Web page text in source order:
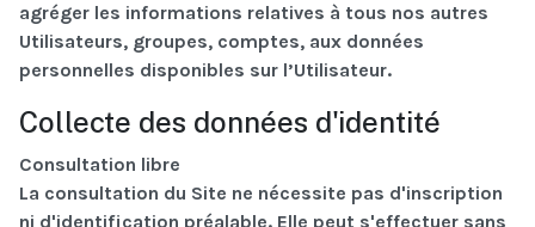
agréger les informations relatives à tous nos autres
Utilisateurs, groupes, comptes, aux données
personnelles disponibles sur l’Utilisateur.
Collecte des données d'identité
Consultation libre
La consultation du Site ne nécessite pas d'inscription
ni d'identification préalable. Elle peut s'effectuer sans